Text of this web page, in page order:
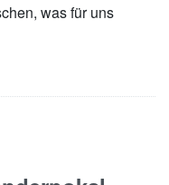
was für uns